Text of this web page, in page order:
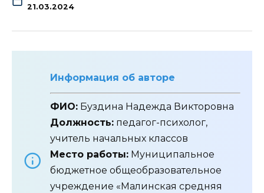
21.03.2024
Информация об авторе
ФИО: Буздина Надежда Викторовна
Должность: педагог-психолог,
учитель начальных классов
Место работы: Муниципальное
бюджетное общеобразовательное
учреждение «Малинская средняя